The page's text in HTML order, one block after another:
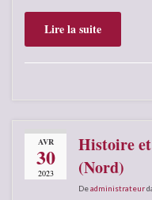
Lire la suite
AVR
30
2023
Histoire
(Nord)
Deadministrateur